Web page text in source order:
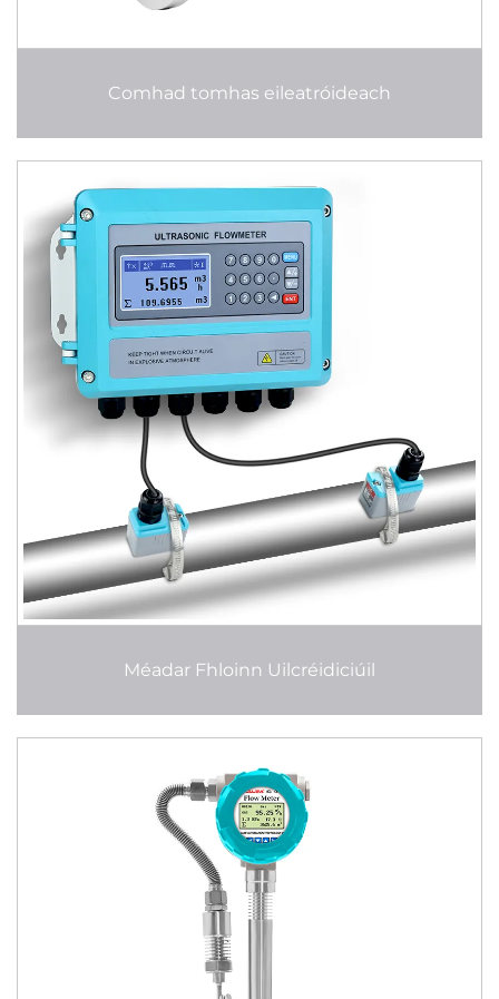
Comhad tomhas eileatróideach
Méadar Fhloinn Uilcréidiciúil